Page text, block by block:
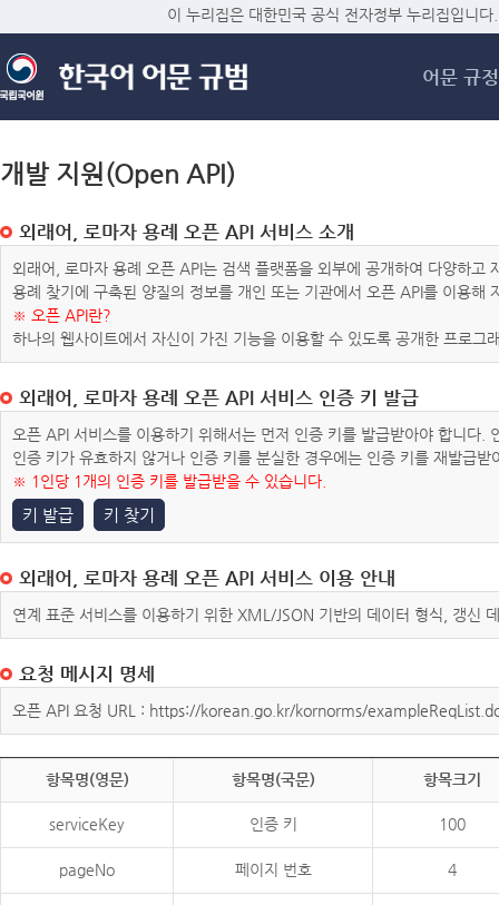
메
이 누리집은 대한민국 공식 전자정부 누리집입니다.
어문 규정
개발 지원(Open API)
외래어, 로마자 용례 오픈 API 서비스 소개
외래어, 로마자 용례 오픈 API는 검색 플랫폼을 외부에 공개하여 다양하
용례 찾기에 구축된 양질의 정보를 개인 또는 기관에서 오픈 API를 이용해
※ 오픈 API란?
하나의 웹사이트에서 자신이 가진 기능을 이용할 수 있도록 공개한 프로그
외래어, 로마자 용례 오픈 API 서비스 인증 키 발급
오픈 API 서비스를 이용하기 위해서는 먼저 인증 키를 발급받아야 합니다
인증 키가 유효하지 않거나 인증 키를 분실한 경우에는 인증 키를 재발급받
※ 1인당 1개의 인증 키를 발급받을 수 있습니다.
키 발급 키 찾기
외래어, 로마자 용례 오픈 API 서비스 이용 안내
연계 표준 서비스를 이용하기 위한 XML/JSON 기반의 데이터 형식, 갱신
요청 메시지 명세
오픈 API 요청 URL : https://korean.go.kr/kornorms/
항목명(영문) 항목명(국문) 항목크기
serviceKey 인증 키 100
pageNo 페이지 번호 4